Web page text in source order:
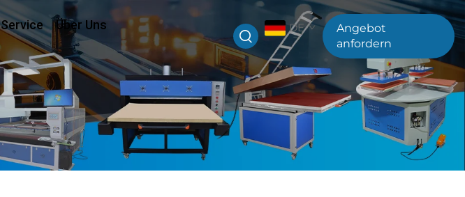
Service
Über Uns
DE
Angebot
anfordern